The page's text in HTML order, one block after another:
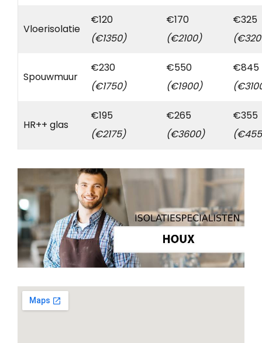
Vloerisolatie
€120
(€1350)
€170
(€2100)
€325
Spouwmuur
€230
(€1750)
€550
(€1900)
€845
HR++ glas
€195
(€2175)
€265
(€3600)
€355